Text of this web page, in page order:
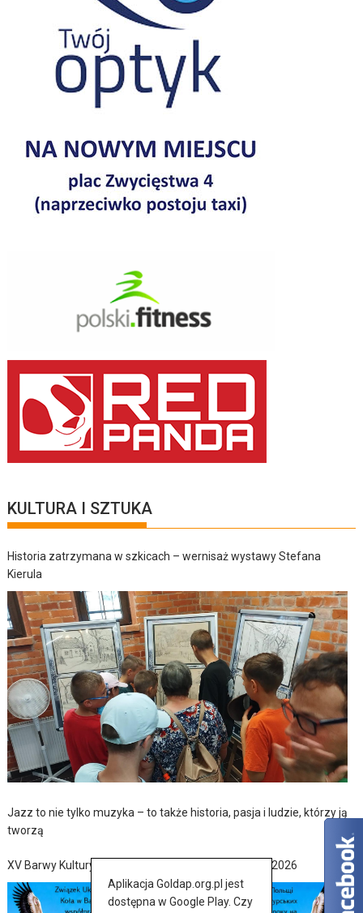
KULTURA I SZTUKA
Historia zatrzymana w szkicach – wernisaż wystawy Stefana
Kierula
Jazz to nie tylko muzyka – to także historia, pasja i ludzie, którzy ją
tworzą
XV Barwy Kultury Ukraińskiej w Baniach Mazurskich 2026
Aplikacja Goldap.org.pl jest
dostępna w Google Play. Czy